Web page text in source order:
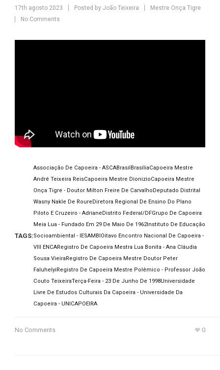
17th agosto 2023 Posted by João Teixeira
Mestre Onça Tigre
No Comments
TAGS:
Associação De Capoeira - ASCABrasil BrasíliaCapoeira Mestre
André Teixeira ReisCapoeira Mestre DionizioCapoeira Mestre
Onça Tigre - Doutor Milton Freire De Carvalho Deputado Distrital
Wasny Nakle De Roure Diretora Regional De Ensino Do Plano
Piloto E Cruzeiro - Adriane Distrito Federal/DFGrupo De Capoeira
Meia Lua - Fundado Em 29 De Maio De 1962Instituto De Educação
Socioambiental - IESAMBI Oitavo Encontro Nacional De Capoeira -
VIII ENCARegistro De Capoeira Mestra Lua Bonita - Ana Cláudia
Sousa Vieira Registro De Capoeira Mestre Doutor Peter
Faluhelyi Registro De Capoeira Mestre Polêmico - Professor João
Couto TeixeiraTerça-Feira - 23 De Junho De 1998Universidade
Livre De Estudos Culturais Da Capoeira - Universidade Da
Capoeira - UNICAPOEIRA
No Comments 0